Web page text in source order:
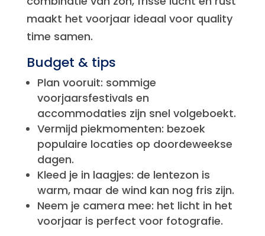
maakt het voorjaar ideaal voor quality
time samen.
Budget & tips
Plan vooruit: sommige
voorjaarsfestivals en
accommodaties zijn snel volgeboekt.
Vermijd piekmomenten: bezoek
populaire locaties op doordeweekse
dagen.
Kleed je in laagjes: de lentezon is
warm, maar de wind kan nog fris zijn.
Neem je camera mee: het licht in het
voorjaar is perfect voor fotografie.